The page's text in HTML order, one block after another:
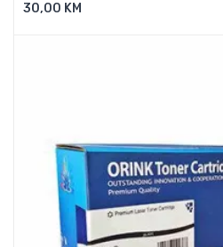
30,00 KMDodaj U Košaricu